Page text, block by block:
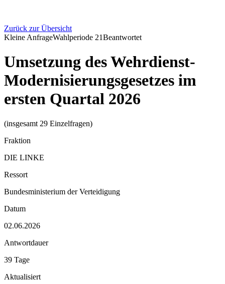
Zurück zur Übersicht
Kleine AnfrageWahlperiode 21Beantwortet
Umsetzung des Wehrdienst-
Modernisierungsgesetzes im
ersten Quartal 2026
(insgesamt 29 Einzelfragen)
Fraktion
DIE LINKE
Ressort
Bundesministerium der Verteidigung
Datum
02.06.2026
Antwortdauer
39 Tage
Aktualisiert